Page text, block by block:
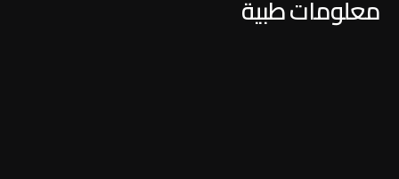
معلومات طبية